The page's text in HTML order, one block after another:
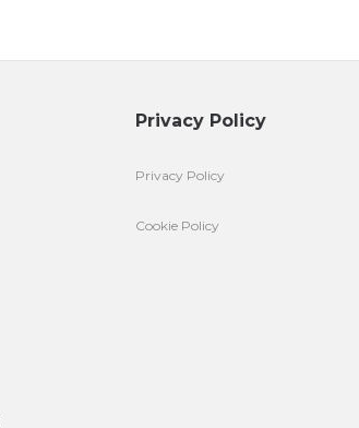
Privacy Policy
Privacy Policy
Cookie Policy